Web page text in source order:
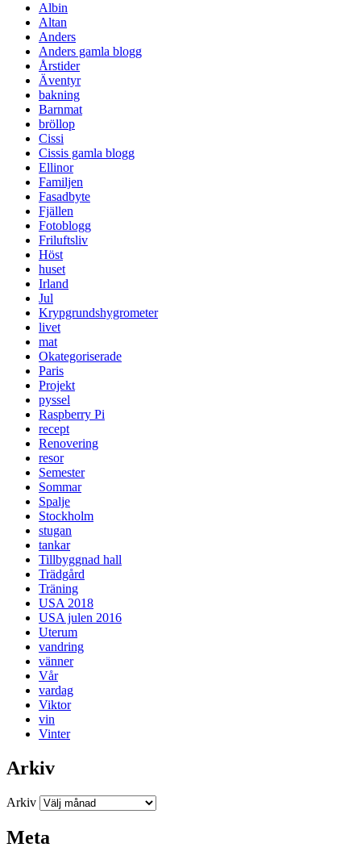
Albin
Altan
Anders
Anders gamla blogg
Årstider
Äventyr
bakning
Barnmat
bröllop
Cissi
Cissis gamla blogg
Ellinor
Familjen
Fasadbyte
Fjällen
Fotoblogg
Friluftsliv
Höst
huset
Irland
Jul
Krypgrundshygrometer
livet
mat
Okategoriserade
Paris
Projekt
pyssel
Raspberry Pi
recept
Renovering
resor
Semester
Sommar
Spalje
Stockholm
stugan
tankar
Tillbyggnad hall
Trädgård
Träning
USA 2018
USA julen 2016
Uterum
vandring
vänner
Vår
vardag
Viktor
vin
Vinter
Arkiv
Arkiv
Meta